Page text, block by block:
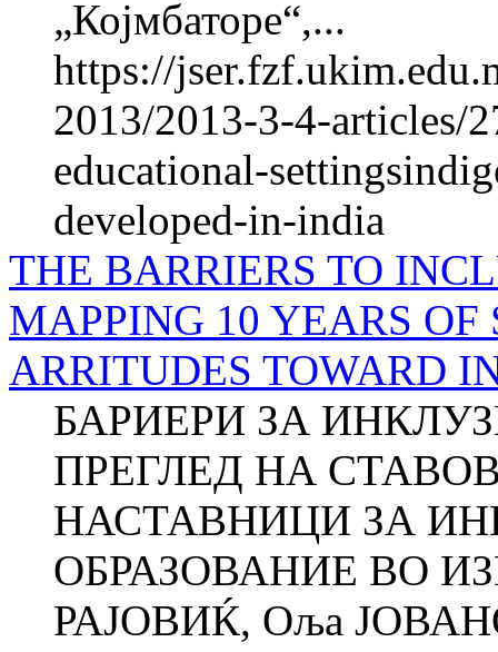
„Којмбаторе“,...
https://
2013/2013-3-4-articles/
educational-
developed-in-india
THE BARRIERS TO
MAPPING 10 YEARS OF
ARRITUDES TO­WARD
БАРИЕРИ ЗА
ПРЕГЛЕД НА
НАСТАВНИЦИ ЗА
ОБРАЗОВАНИЕ ВО
РАЈОВИЌ, Оља